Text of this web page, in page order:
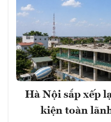
Hà Nội sắp xếp
kiện toàn